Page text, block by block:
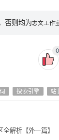
否则均为志文工作
0
搜索引擎 站
解析【外一篇】